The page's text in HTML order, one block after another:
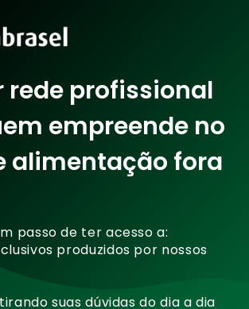
rede profissional
empreende no
alimentação fora
passo de ter acesso a:
produzidos por nossos
suas dúvidas do dia a dia